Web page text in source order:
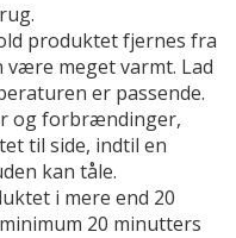
produktet fjernes fra
meget varmt. Lad
er passende.
og forbrændinger,
til side, indtil en
kan tåle.
i mere end 20
20 minutters